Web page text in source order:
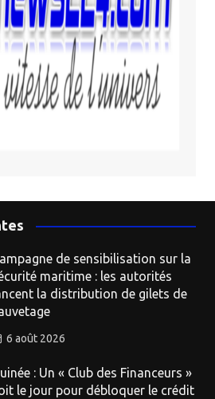
de sensibilisation sur la
maritime : les autorités
la distribution de gilets de
6 août 2026
: Un « Club des Financeurs »
le jour pour débloquer le crédit